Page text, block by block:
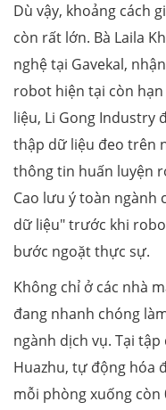
Dù vậy, khoảng cách
còn rất lớn. Bà Laila
nghệ tại Gavekal,
robot hiện tại còn
liệu, Li Gong Industry
thập dữ liệu đeo trên
thông tin huấn luyện
Cao lưu ý toàn ngành
dữ liệu" trước khi
bước ngoặt thực sự.
Không chỉ ở các nhà
đang nhanh chóng
ngành dịch vụ. Tại
Huazhu, tự động hóa
mỗi phòng xuống còn